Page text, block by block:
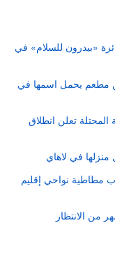
«بيدرون للسلام» في
مطعم يحمل اسمها في
المحتلة تعلن انطلاق
في لاهاي
وقوارب مطاطية نواحي إقليم
من الانتظار